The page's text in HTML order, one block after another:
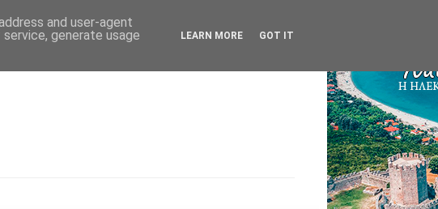
and user-agent
generate usage
LEARN MORE GOT IT